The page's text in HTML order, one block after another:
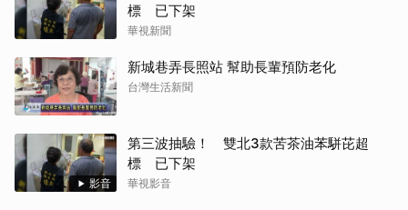
標 已下架
華視新聞
新城巷弄長照站 幫助長輩預防老化
台灣生活新聞
影音
第三波抽驗！ 雙北3款苦茶油苯駢芘超
標 已下架
華視影音